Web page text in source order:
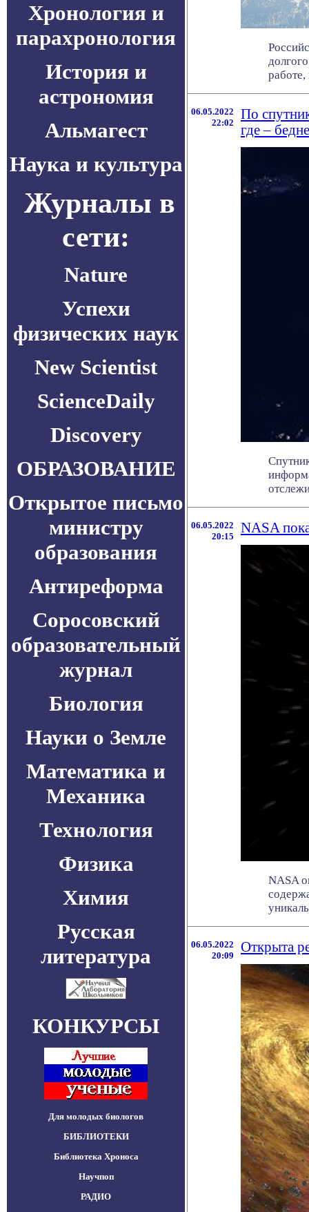
Хронология и
парахронология
История и
астрономия
Альмагест
Наука и культура
Журналы в
сети:
Nature
Успехи
физических наук
New Scientist
ScienceDaily
Discovery
ОБРАЗОВАНИЕ
Открытое письмо
министру
образования
Антиреформа
Соросовский
образовательный
журнал
Биология
Науки о Земле
Математика и
Механика
Технология
Физика
Химия
Русская
литература
КОНКУРСЫ
Для молодых биологов
БИБЛИОТЕКИ
Библиотека Хроноса
Научпоп
РАДИО
06.05.2022
22:02
По
где –
06.05.2022
20:15
NASA
NASA
06.05.2022
20:09
Открыта